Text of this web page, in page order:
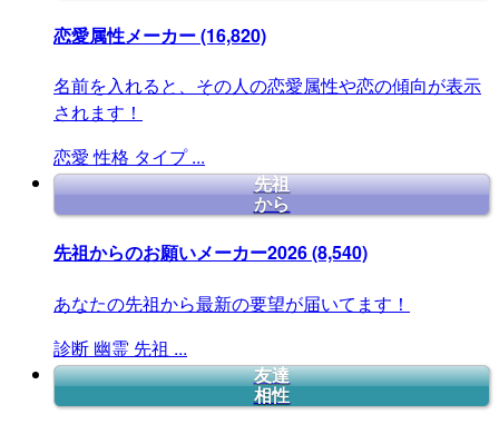
恋愛属性メーカー(16,820)
名前を入れると、その人の恋愛属性や恋の傾向が表示
されます！
恋愛 性格 タイプ ...
先祖
から
先祖からのお願いメーカー2026(8,540)
あなたの先祖から最新の要望が届いてます！
診断 幽霊 先祖 ...
友達
相性